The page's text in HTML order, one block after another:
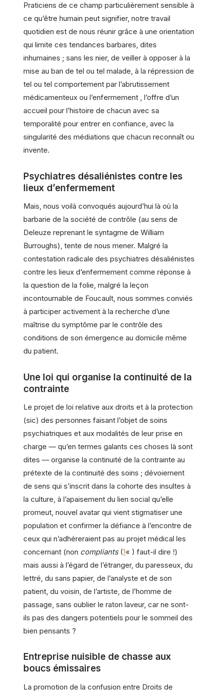
Praticiens de ce champ particulièrement sensible à
ce qu’être humain peut signifier, notre travail
quotidien est de nous réunir grâce à une orientation
qui limite ces tendances barbares, dites
inhumaines ; sans les nier, de veiller à opposer à la
mise au ban de tel ou tel malade, à la répression de
tel ou tel comportement par l’abrutissement
médicamenteux ou l’enfermement , l’offre d’un
accueil pour l’histoire de chacun avec sa
temporalité pour entrer en confiance, avec la
singularité des médiations que chacun reconnaît ou
invente.
Psychiatres désaliénistes contre les
lieux d’enfermement
Mais, nous voilà convoqués aujourd’hui là où la
barbarie de la société de contrôle (au sens de
Deleuze reprenant le syntagme de William
Burroughs), tente de nous mener. Malgré la
contestation radicale des psychiatres désaliénistes
contre les lieux d’enfermement comme réponse à
la question de la folie, malgré la leçon
incontournable de Foucault, nous sommes conviés
à participer activement à la recherche d’une
maîtrise du symptôme par le contrôle des
conditions de son émergence au domicile même
du patient.
Une loi qui organise la continuité de la
contrainte
Le projet de loi relative aux droits et à la protection
(sic) des personnes faisant l’objet de soins
psychiatriques et aux modalités de leur prise en
charge — qu’en termes galants ces choses là sont
dites — organise la continuité de la contrainte au
prétexte de la continuité des soins ; dévoiement
de sens qui s’inscrit dans la cohorte des insultes à
la culture, à l’apaisement du lien social qu’elle
promeut, nouvel avatar qui vient stigmatiser une
population et confirmer la défiance à l’encontre de
ceux qui n’adhéreraient pas au projet médical les
concernant (non compliants(1« ) faut-il dire !)
mais aussi à l’égard de l’étranger, du paresseux, du
lettré, du sans papier, de l’analyste et de son
patient, du voisin, de l’artiste, de l’homme de
passage, sans oublier le raton laveur, car ne sont-
ils pas des dangers potentiels pour le sommeil des
bien pensants ?
Entreprise nuisible de chasse aux
boucs émissaires
La promotion de la confusion entre Droits de